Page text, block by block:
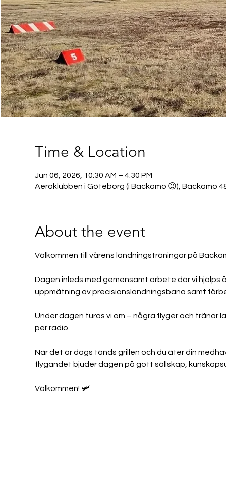
Time & Location
Jun 06, 2026, 10:30 AM – 4:30 PM
Aeroklubben i Göteborg (i Backamo 😉), Backamo
About the event
Välkommen till vårens landningsträningar på
Dagen inleds med gemensamt arbete där vi hjälps
uppmätning av precisionslandningsbana samt
Under dagen turas vi om – några flyger och tränar
per radio.
När det är dags tänds grillen och du äter din
flygandet bjuder dagen på gott sällskap,
Välkommen! 🛩️